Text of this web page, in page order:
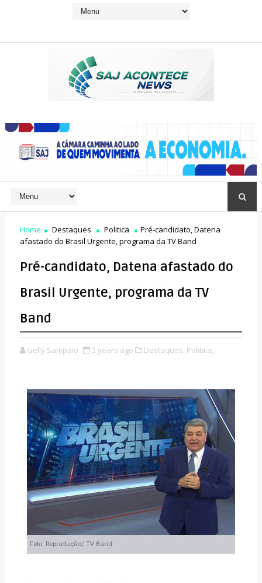
Home Destaques Politica
Pré-candidato, Datena
afastado do Brasil Urgente, programa da TV Band
Pré-candidato, Datena afastado do
Brasil Urgente, programa da TV
Band
Gelly Sampaio 2 years ago Destaques, Politica,
Foto: Reprodução/ TV Band